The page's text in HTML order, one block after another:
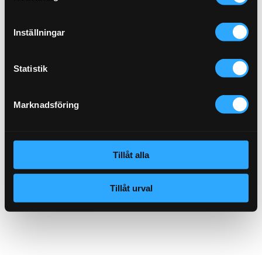
Inställningar
Statistik
Marknadsföring
Tillåt alla
Tillåt urval